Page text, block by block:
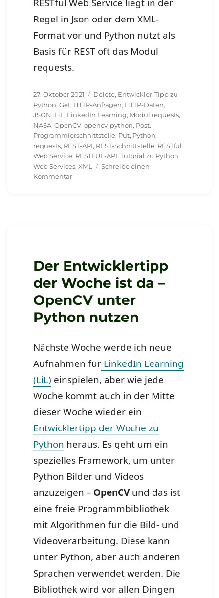
RESTful Web Service liegt in der
Regel in Json oder dem XML-
Format vor und Python nutzt als
Basis für REST oft das Modul
requests.
Veröffentlicht
am
27. Oktober 2021 Schlagwörter
Delete, Entwickler-Tipp zu
Python,Get, HTTP-Anfragen, HTTP-Daten,
JSON, LiL , LinkedIn Learning, Modul requests,
NASA,OpenCV,opencv-python, Post,
Programmierschnittstelle, Put, Python,
requests, REST-API, REST-Schnittstelle, RESTful
Web Service, RESTFUL-API,Tutorial zu Python,
Web Services,XML
Schreibe einen
Kommentarzu
in
meinem
wöchentlichen
Tutorial
Python
Der Entwicklertipp
der Woche ist da –
OpenCV unter
Python nutzen
Nächste Woche werde ich neue
Aufnahmen für LinkedIn Learning
(LiL) einspielen, aber wie jede
Woche kommt auch in der Mitte
dieser Woche wieder ein
Entwicklertipp der Woche zu
Python heraus. Es geht um ein
spezielles Framework, um unter
Python Bilder und Videos
anzuzeigen – OpenCVund das ist
eine freie Programmbibliothek
mit Algorithmen für die Bild- und
Videoverarbeitung. Diese kann
unter Python, aber auch anderen
Sprachen verwendet werden. Die
Bibliothek wird vor allen Dingen